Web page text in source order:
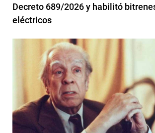
Decreto 689/2026 y habilitó
eléctricos